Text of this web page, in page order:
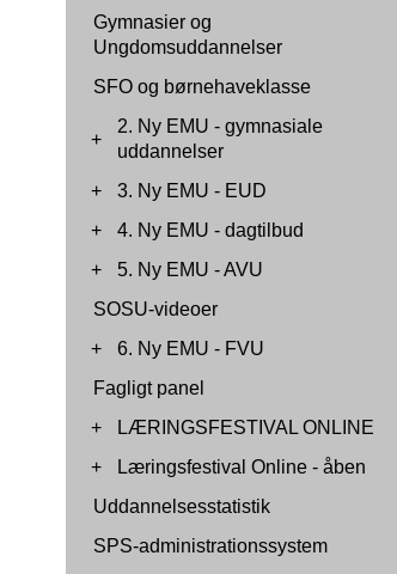
Gymnasier og
Ungdomsuddannelser
SFO og børnehaveklasse
+
2. Ny EMU - gymnasiale
uddannelser
+
3. Ny EMU - EUD
+
4. Ny EMU - dagtilbud
+
5. Ny EMU - AVU
SOSU-videoer
+
6. Ny EMU - FVU
Fagligt panel
+
LÆRINGSFESTIVAL ONLINE
+
Læringsfestival Online - åben
Uddannelsesstatistik
SPS-administrationssystem